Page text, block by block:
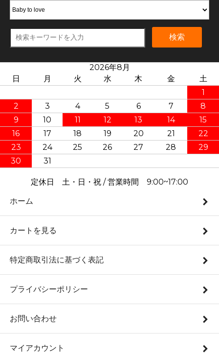
検索
2026年8月
日
月 火 水 木 金
土
1
2
3 4 5 6 7
8
9
10 11 12 13 14
15
16
17 18 19 20 21
22
23
24 25 26 27 28
29
30
31
定休日 土・日・祝 / 営業時間 9:00~17:00
ホーム
カートを見る
特定商取引法に基づく表記
プライバシーポリシー
お問い合わせ
マイアカウント